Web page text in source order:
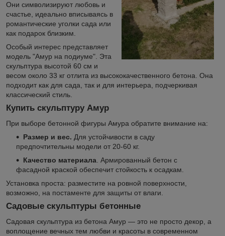
Они символизируют любовь и
счастье, идеально вписываясь в
романтические уголки сада или
как подарок близким.
Особый интерес представляет
модель "Амур на подиуме". Эта
скульптура высотой 60 см и
весом около 33 кг отлита из высококачественного бетона. Она
подходит как для сада, так и для интерьера, подчеркивая
классический стиль.
Купить скульптуру Амур
При выборе бетонной фигуры Амура обратите внимание на:
Размер и вес. Для устойчивости в саду
предпочтительны модели от 20-60 кг.
Качество материала . Армированный бетон с
фасадной краской обеспечит стойкость к осадкам.
Установка проста: разместите на ровной поверхности,
возможно, на постаменте для защиты от влаги.
Садовые скульптуры бетонные
Садовая скульптура из бетона Амур — это не просто декор, а
воплощение вечных тем любви и красоты в современном